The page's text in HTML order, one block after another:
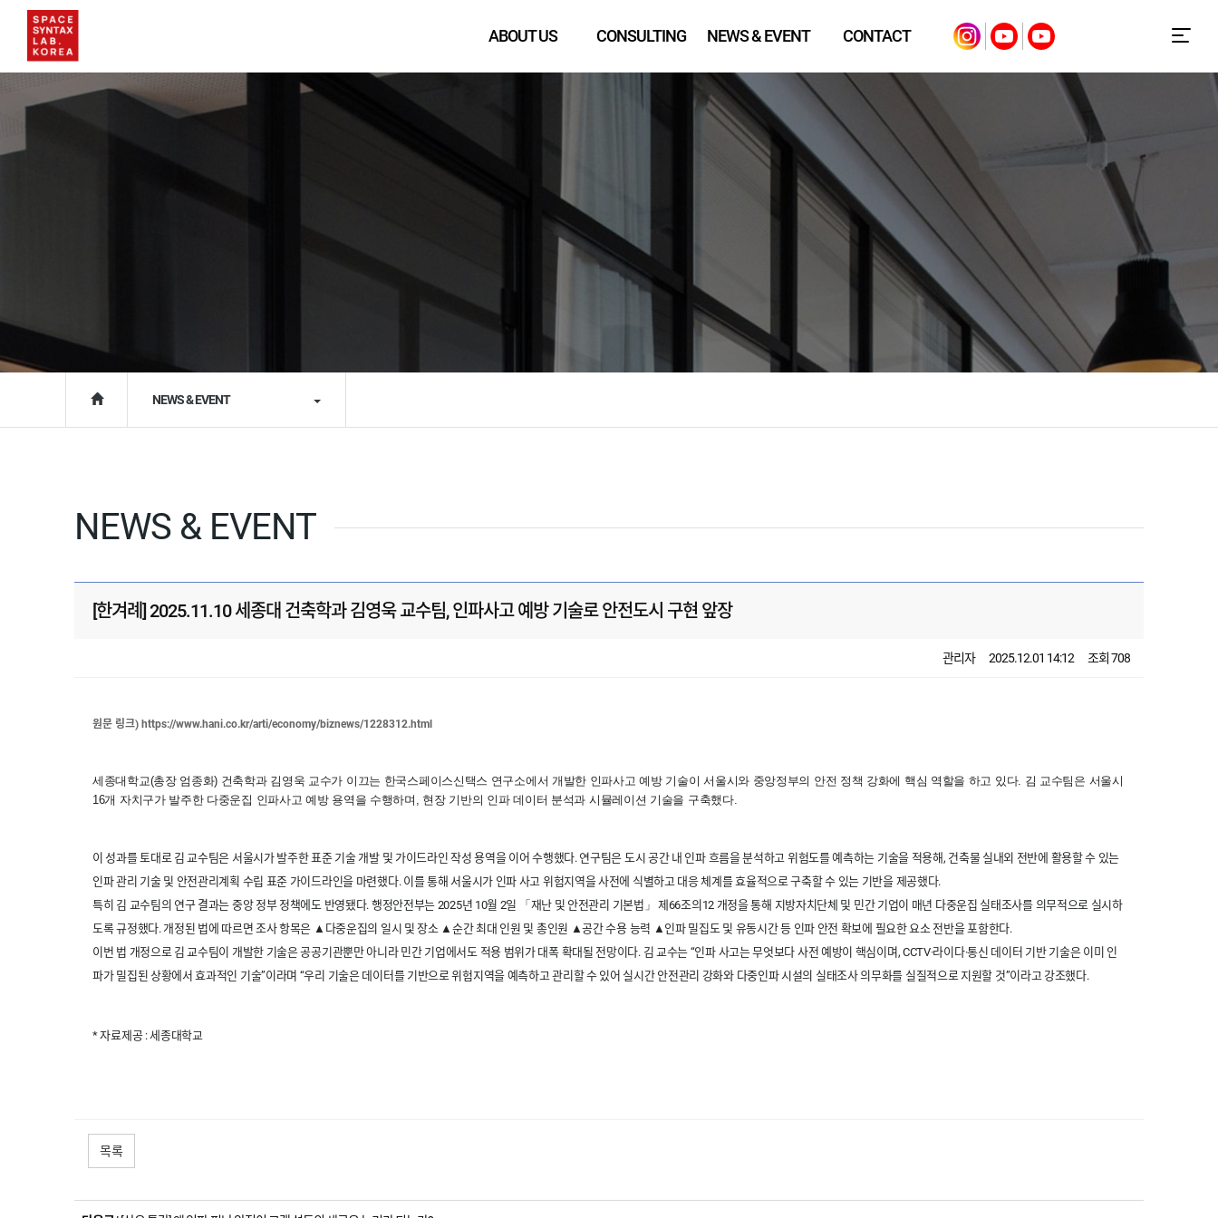
ABOUT US CONSULTING NEWS & EVENT CONTACT
NEWS & EVENT
NEWS & EVENT
[한겨례] 2025.11.10 세종대 건축학과 김영욱 교수팀, 인파사고 예방 기술로 안전도시 구현 앞장
관리자 2025.12.01 14:12 조회 708
원문 링크) https://www.hani.co.kr/arti/economy/biznews/1228312.html
세종대학교(총장 엄종화) 건축학과 김영욱 교수가 이끄는 한국스페이스신택스 연구소에서 개발한 인파사고 예방 기술이 서울시와 중앙정부의 안전 정책 강화에 핵심 역할을 하고 있다. 김 교수팀은 서울시
16개 자치구가 발주한 다중운집 인파사고 예방 용역을 수행하며, 현장 기반의 인파 데이터 분석과 시뮬레이션 기술을 구축했다.
이 성과를 토대로 김 교수팀은 서울시가 발주한 표준 기술 개발 및 가이드라인 작성 용역을 이어 수행했다. 연구팀은 도시 공간 내 인파 흐름을 분석하고 위험도를 예측하는 기술을 적용해, 건축물 실내외 전반에 활용할 수 있는
인파 관리 기술 및 안전관리계획 수립 표준 가이드라인을 마련했다. 이를 통해 서울시가 인파 사고 위험지역을 사전에 식별하고 대응 체계를 효율적으로 구축할 수 있는 기반을 제공했다.
특히 김 교수팀의 연구 결과는 중앙 정부 정책에도 반영됐다. 행정안전부는 2025년 10월 2일 「재난 및 안전관리 기본법」 제66조의12 개정을 통해 지방자치단체 및 민간 기업이 매년 다중운집 실태조사를 의무적으로 실시하
도록 규정했다. 개정된 법에 따르면 조사 항목은 ▲다중운집의 일시 및 장소 ▲순간 최대 인원 및 총인원 ▲공간 수용 능력 ▲인파 밀집도 및 유동시간 등 인파 안전 확보에 필요한 요소 전반을 포함한다.
이번 법 개정으로 김 교수팀이 개발한 기술은 공공기관뿐만 아니라 민간 기업에서도 적용 범위가 대폭 확대될 전망이다. 김 교수는 “인파 사고는 무엇보다 사전 예방이 핵심이며, CCTV·라이다·통신 데이터 기반 기술은 이미 인
파가 밀집된 상황에서 효과적인 기술”이라며 “우리 기술은 데이터를 기반으로 위험지역을 예측하고 관리할 수 있어 실시간 안전관리 강화와 다중인파 시설의 실태조사 의무화를 실질적으로 지원할 것”이라고 강조했다.
* 자료제공 : 세종대학교
목록